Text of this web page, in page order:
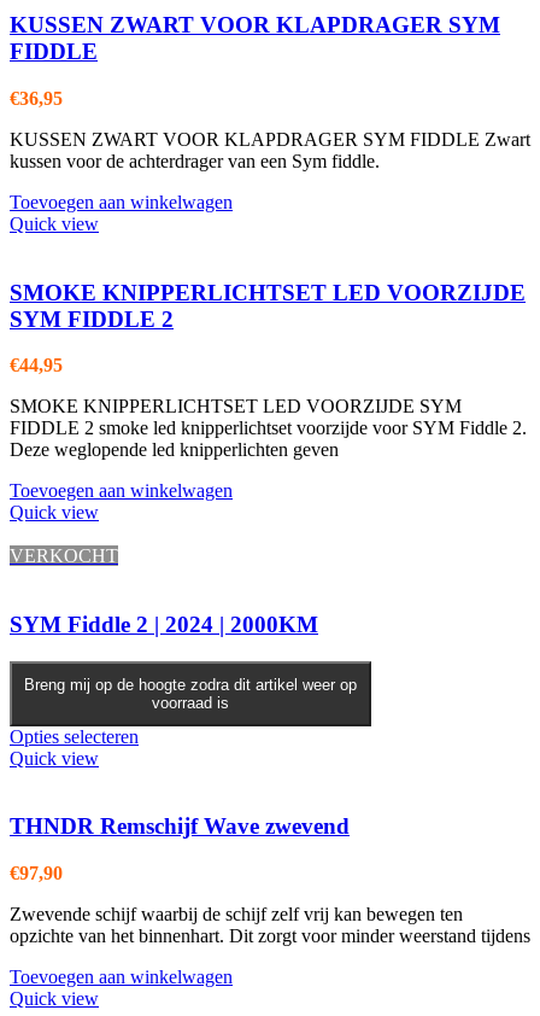
KUSSEN ZWART VOOR KLAPDRAGER SYM
FIDDLE
€36,95
KUSSEN ZWART VOOR KLAPDRAGER SYM FIDDLE Zwart
kussen voor de achterdrager van een Sym fiddle.
Toevoegen aan winkelwagen
Quick view
SMOKE KNIPPERLICHTSET LED VOORZIJDE
SYM FIDDLE 2
€44,95
SMOKE KNIPPERLICHTSET LED VOORZIJDE SYM
FIDDLE 2 smoke led knipperlichtset voorzijde voor SYM Fiddle 2.
Deze weglopende led knipperlichten geven
Toevoegen aan winkelwagen
Quick view
VERKOCHT
SYM Fiddle 2 | 2024 | 2000KM
Breng mij op de hoogte zodra dit artikel weer op
voorraad is
Opties selecteren
Quick view
THNDR Remschijf Wave zwevend
€97,90
Zwevende schijf waarbij de schijf zelf vrij kan bewegen ten
opzichte van het binnenhart. Dit zorgt voor minder weerstand tijdens
Toevoegen aan winkelwagen
Quick view